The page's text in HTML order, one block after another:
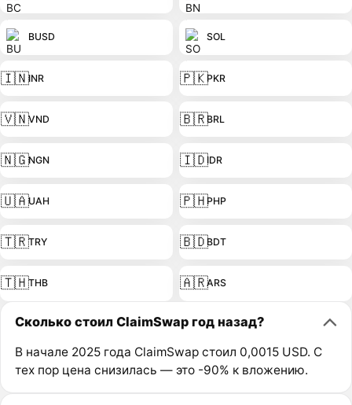
BUSD SOL
🇮🇳INR 🇵🇰PKR
🇻🇳VND 🇧🇷BRL
🇳🇬NGN 🇮🇩IDR
🇺🇦UAH 🇵🇭PHP
🇹🇷TRY 🇧🇩BDT
🇹🇭THB 🇦🇷ARS
Сколько стоил ClaimSwap год назад?
В начале 2025 года ClaimSwap стоил 0,0015 USD. С
тех пор цена снизилась — это -90% к вложению.